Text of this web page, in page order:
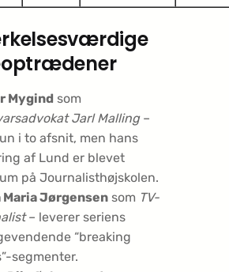
Mygind som
Jarl Malling–
i to afsnit, men hans
af Lund er blevet
på Journalisthøjskolen.
Maria Jørgensen som TV-
– leverer seriens
“breaking
segmenter.